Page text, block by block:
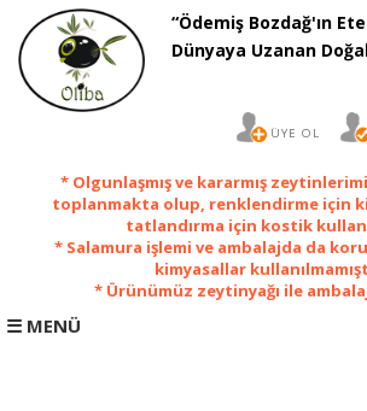
“Ödemiş Bozdağ'ın
Dünyaya Uzanan
ÜYE OL
* Olgunlaşmış ve kararmış
toplanmakta olup, renklendirme için
tatlandırma için kostik
* Salamura işlemi ve ambalajda da
kimyasallar
* Ürünümüz zeytinyağı ile
☰ MENÜ